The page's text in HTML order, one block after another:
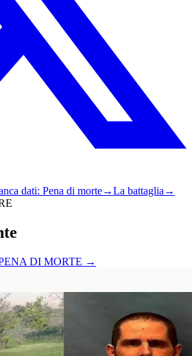
dati: Pena di morte→La battaglia →
DI MORTE →